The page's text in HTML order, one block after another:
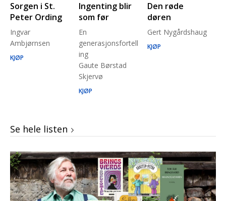
Sorgen i St.
Peter Ording
Ingvar
Ambjørnsen
KJØP
Ingenting blir
som før
En
generasjonsfortell
ing
Gaute Børstad
Skjervø
KJØP
Den røde
døren
Gert Nygårdshaug
KJØP
Se hele listen